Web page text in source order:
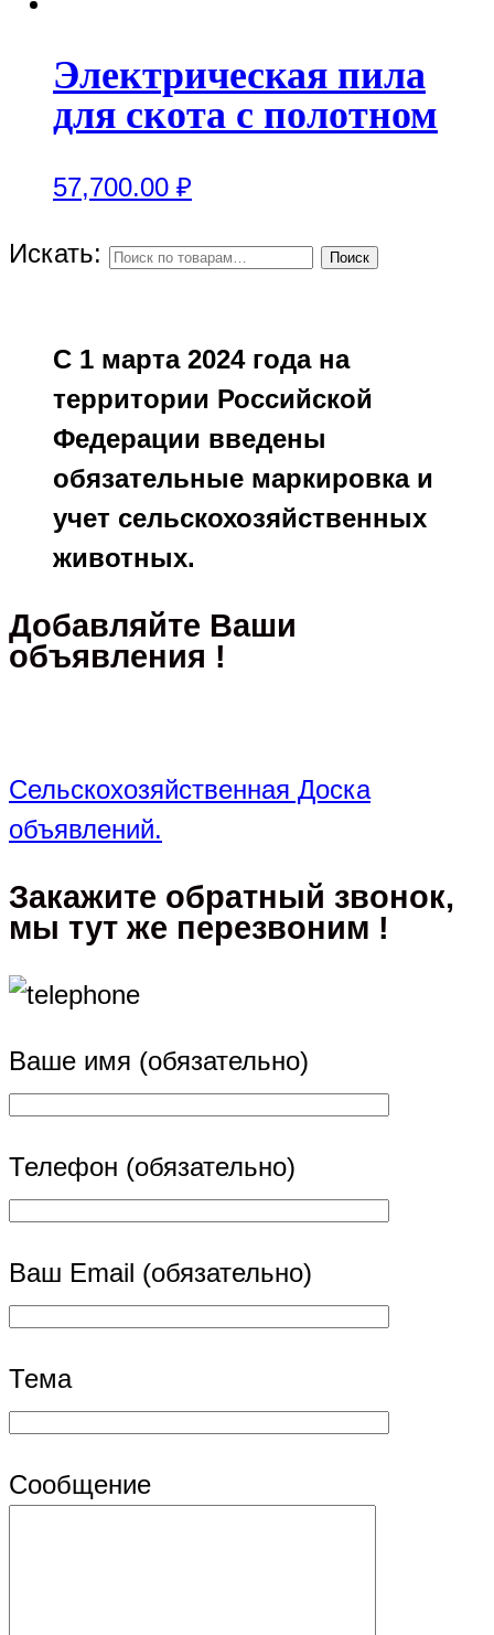
Электрическая пила
для скота с полотном
57,700.00 ₽
Искать: Поиск
С 1 марта 2024 года на
территории Российской
Федерации введены
обязательные маркировка и
учет сельскохозяйственных
животных.
Добавляйте Ваши
объявления !
Сельскохозяйственная Доска
объявлений.
Закажите обратный звонок,
мы тут же перезвоним !
Ваше имя (обязательно)
Телефон (обязательно)
Ваш Email (обязательно)
Тема
Сообщение